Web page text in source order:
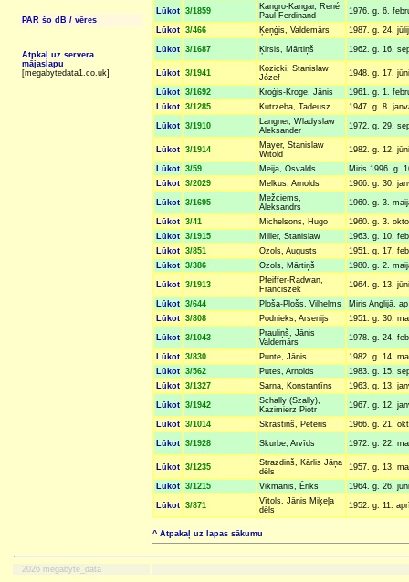
PAR šo dB / vēres
Atpkaļ uz servera
mājaslapu
[megabytedata1.co.uk]
Lūkot 3/1859
Kangro-Kangar, René
Paul Ferdinand
1976. g. 6.
Lūkot 3/466 Ķeņģis, Valdemārs 1987. g. 24.
Lūkot 3/1687 Ķirsis, Mārtiņš 1962. g. 16.
Lūkot 3/1941
Kozicki, Stanislaw
Józef
1948. g. 17.
Lūkot 3/1692 Kroģis-Kroge, Jānis
1961. g. 1.
Lūkot 3/1285 Kutrzeba, Tadeusz 1947. g. 8.
Lūkot 3/1910
Langner, Wladyslaw
Aleksander
1972. g. 29.
Lūkot 3/1914
Mayer, Stanislaw
Witold
1982. g. 12.
Lūkot 3/59 Meija, Osvalds
Miris 1996. g.
Lūkot 3/2029 Melkus, Arnolds 1966. g. 30.
Lūkot 3/1695
Mežciems,
Aleksandrs
1960. g. 3.
Lūkot 3/41 Michelsons, Hugo
1960. g. 3.
Lūkot 3/1915 Miller, Stanislaw
1963. g. 10.
Lūkot 3/851 Ozols, Augusts
1951. g. 17.
Lūkot 3/386 Ozols, Mārtiņš 1980. g. 2.
Lūkot 3/1913
Pfeiffer-Radwan,
Franciszek
1964. g. 13.
Lūkot 3/644 Ploša-Plošs, Vilhelms
Miris Anglijā,
Lūkot 3/808 Podnieks, Arsenijs 1951. g. 30.
Lūkot 3/1043
Prauliņš, Jānis
Valdemārs
1978. g. 24.
Lūkot 3/830 Punte, Jānis
1982. g. 14.
Lūkot 3/562 Putes, Arnolds
1983. g. 15.
Lūkot 3/1327 Sarna, Konstantīns 1963. g. 13.
Lūkot 3/1942
Schally (Szally),
Kazimierz Piotr
1967. g. 12.
Lūkot 3/1014 Skrastiņš, Pēteris 1966. g. 21.
Lūkot 3/1928 Skurbe, Arvīds 1972. g. 22.
Lūkot 3/1235
Strazdiņš, Kārlis Jāņa
dēls
1957. g. 13.
Lūkot 3/1215 Vikmanis, Ēriks 1964. g. 26.
Lūkot 3/871
Vītols, Jānis Miķeļa
dēls
1952. g. 11.
^ Atpakaļ uz lapas sākumu
2026 megabyte_data